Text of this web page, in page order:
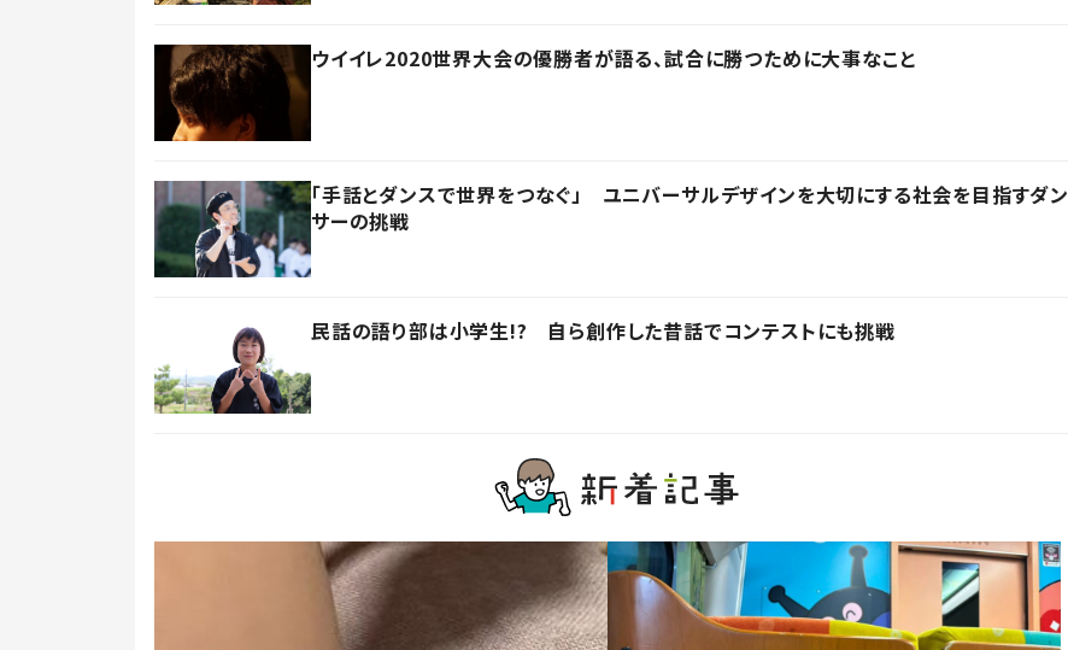
ウイイレ2020世界大会の優勝者が語る、試合に勝つために大事なこと
「手話とダンスで世界をつなぐ」 ユニバーサルデザインを大切にする社会を目指すダン
サーの挑戦
民話の語り部は小学生!? 自ら創作した昔話でコンテストにも挑戦